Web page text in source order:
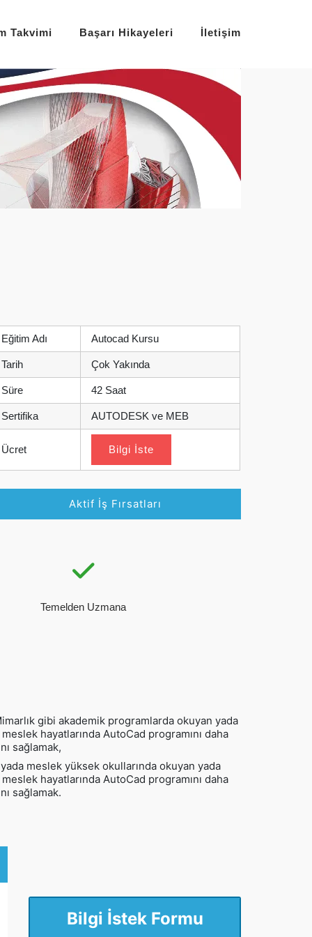
Takvimi Başarı Hikayeleri İletişim
Eğitim Adı Autocad Kursu
Tarih Çok Yakında
Süre 42 Saat
Sertifika AUTODESK ve MEB
Ücret Bilgi İste
Aktif İş Fırsatları
Temelden Uzmana
gibi akademik programlarda okuyan yada
meslek hayatlarında AutoCad programını daha
sağlamak,
meslek yüksek okullarında okuyan yada
meslek hayatlarında AutoCad programını daha
sağlamak.
Bilgi İstek Formu